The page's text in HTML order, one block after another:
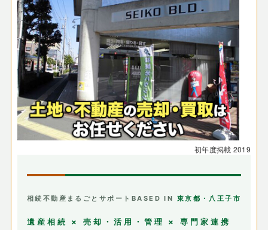
初年度掲載 2019
相続不動産まるごとサポート BASED IN 東京都・八王子市
遺産相続 × 売却・活用・管理 × 専門家連携